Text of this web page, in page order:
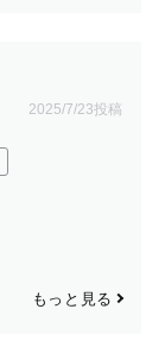
2025/7/23投稿
もっと見る